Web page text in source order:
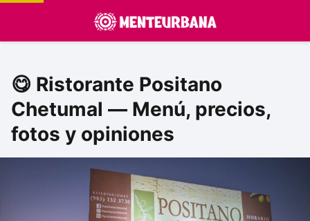
😋 Ristorante Positano
Chetumal — Menú, precios,
fotos y opiniones